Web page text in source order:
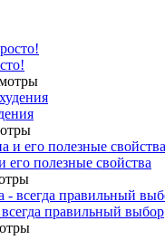
его полезные свойства
правильный выбор